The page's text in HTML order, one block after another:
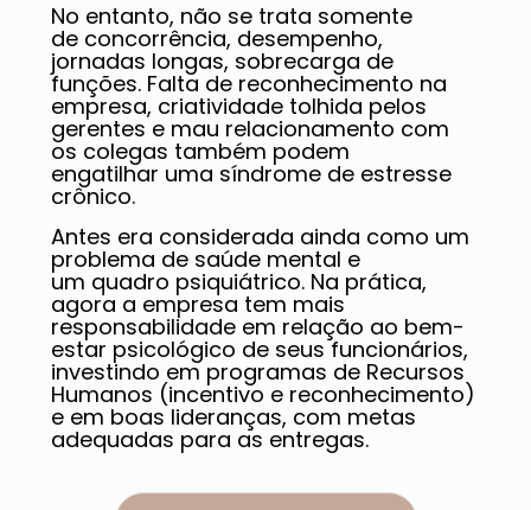
No entanto, não se trata somente
de concorrência, desempenho,
jornadas longas, sobrecarga de
funções. Falta de reconhecimento na
empresa, criatividade tolhida pelos
gerentes e mau relacionamento com
os colegas também podem
engatilhar uma síndrome de estresse
crônico.
Antes era considerada ainda como um
problema de saúde mental e
um quadro psiquiátrico. Na prática,
agora a empresa tem mais
responsabilidade em relação ao bem-
estar psicológico de seus funcionários,
investindo em programas de Recursos
Humanos (incentivo e reconhecimento)
e em boas lideranças, com metas
adequadas para as entregas.